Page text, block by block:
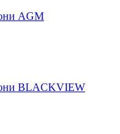
AGM
BLACKVIEW